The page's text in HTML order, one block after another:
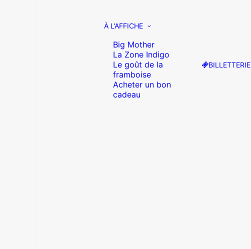
À L’AFFICHE
Big Mother
La Zone Indigo
Le goût de la
framboise
Acheter un bon
cadeau
BILLETTERIE